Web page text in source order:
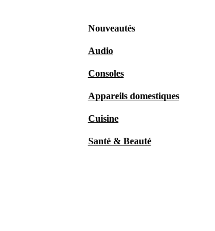
Nouveautés
Audio
Consoles
Appareils domestiques
Cuisine
Santé & Beauté